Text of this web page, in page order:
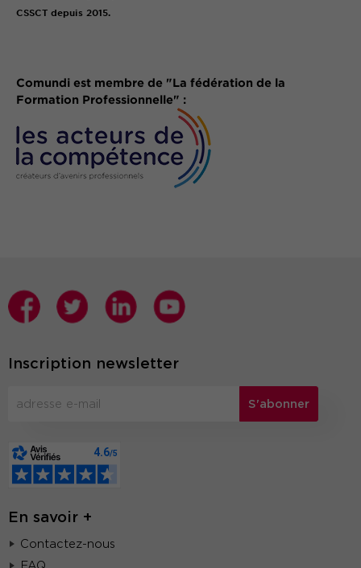
CSSCT depuis 2015.
Comundi est membre de "La fédération de la
Formation Professionnelle" :
Inscription newsletter
S'abonner
En savoir +
Contactez-nous
FAQ